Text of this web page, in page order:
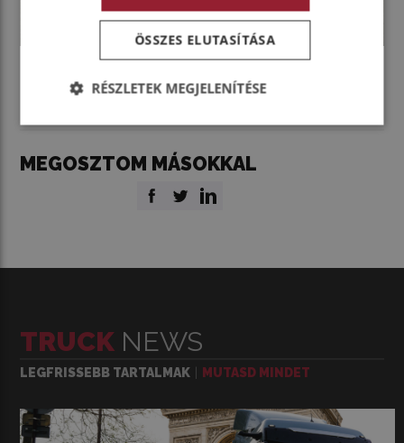
MEGOSZTOM MÁSOKKAL
TRUCK NEWS
LEGFRISSEBB TARTALMAK MUTASD MINDET
ÖSSZES ELUTASÍTÁSA
RÉSZLETEK MEGJELENÍTÉSE